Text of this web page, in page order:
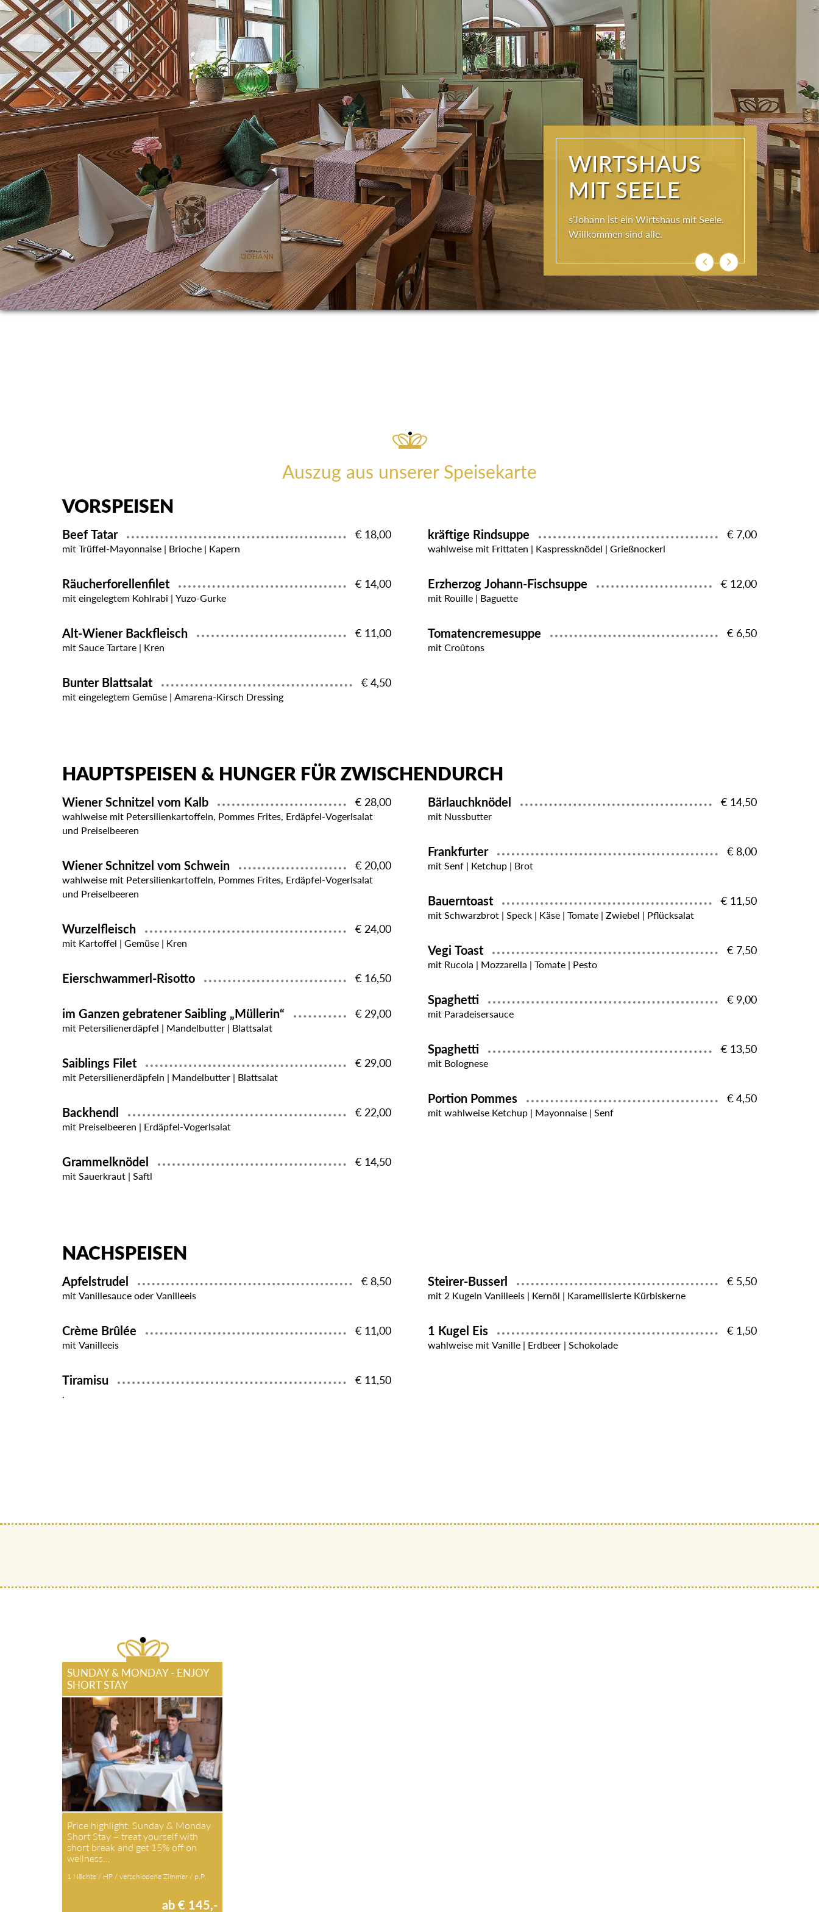
WIRTSHAUS
MIT SEELE
s’Johann ist ein Wirtshaus mit Seele.
Willkommen sind alle.
ZurückWeiter
Auszug aus unserer Speisekarte
VORSPEISEN
Beef Tatar € 18,00
mit Trüffel-Mayonnaise | Brioche | Kapern
Räucherforellenfilet € 14,00
mit eingelegtem Kohlrabi | Yuzo-Gurke
Alt-Wiener Backfleisch € 11,00
mit Sauce Tartare | Kren
Bunter Blattsalat € 4,50
mit eingelegtem Gemüse | Amarena-Kirsch Dressing
kräftige Rindsuppe € 7,00
wahlweise mit Frittaten | Kaspressknödel | Grießnockerl
Erzherzog Johann-Fischsuppe € 12,00
mit Rouille | Baguette
Tomatencremesuppe € 6,50
mit Croûtons
HAUPTSPEISEN & HUNGER FÜR ZWISCHENDURCH
Wiener Schnitzel vom Kalb € 28,00
wahlweise mit Petersilienkartoffeln, Pommes Frites, Erdäpfel-Vogerlsalat
und Preiselbeeren
Wiener Schnitzel vom Schwein € 20,00
wahlweise mit Petersilienkartoffeln, Pommes Frites, Erdäpfel-Vogerlsalat
und Preiselbeeren
Wurzelfleisch € 24,00
mit Kartoffel | Gemüse | Kren
Eierschwammerl-Risotto € 16,50
im Ganzen gebratener Saibling „Müllerin“ € 29,00
mit Petersilienerdäpfel | Mandelbutter | Blattsalat
Saiblings Filet € 29,00
mit Petersilienerdäpfeln | Mandelbutter | Blattsalat
Backhendl € 22,00
mit Preiselbeeren | Erdäpfel-Vogerlsalat
Grammelknödel € 14,50
mit Sauerkraut | Saftl
Bärlauchknödel € 14,50
mit Nussbutter
Frankfurter € 8,00
mit Senf | Ketchup | Brot
Bauerntoast € 11,50
mit Schwarzbrot | Speck | Käse | Tomate | Zwiebel | Pflücksalat
Vegi Toast € 7,50
mit Rucola | Mozzarella | Tomate | Pesto
Spaghetti € 9,00
mit Paradeisersauce
Spaghetti € 13,50
mit Bolognese
Portion Pommes € 4,50
mit wahlweise Ketchup | Mayonnaise | Senf
NACHSPEISEN
Apfelstrudel € 8,50
mit Vanillesauce oder Vanilleeis
Crème Brûlée € 11,00
mit Vanilleeis
Tiramisu € 11,50
.
Steirer-Busserl € 5,50
mit 2 Kugeln Vanilleeis | Kernöl | Karamellisierte Kürbiskerne
1 Kugel Eis € 1,50
wahlweise mit Vanille | Erdbeer | Schokolade
SUNDAY & MONDAY - ENJOY
SHORT STAY
Price highlight: Sunday & Monday
Short Stay – treat yourself with
short break and get 15% off on
wellness…
1 Nächte / HP / verschiedene Zimmer / p.P.
ab € 145,-